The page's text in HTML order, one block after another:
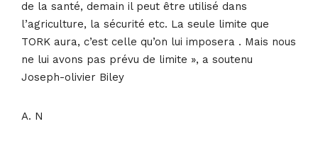
de la santé, demain il peut être utilisé dans
l’agriculture, la sécurité etc. La seule limite que
TORK aura, c’est celle qu’on lui imposera . Mais nous
ne lui avons pas prévu de limite », a soutenu
Joseph-olivier Biley
A. N